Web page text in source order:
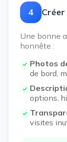
4
Une bonne
honnête :
Photos
de bord,
options,
visites